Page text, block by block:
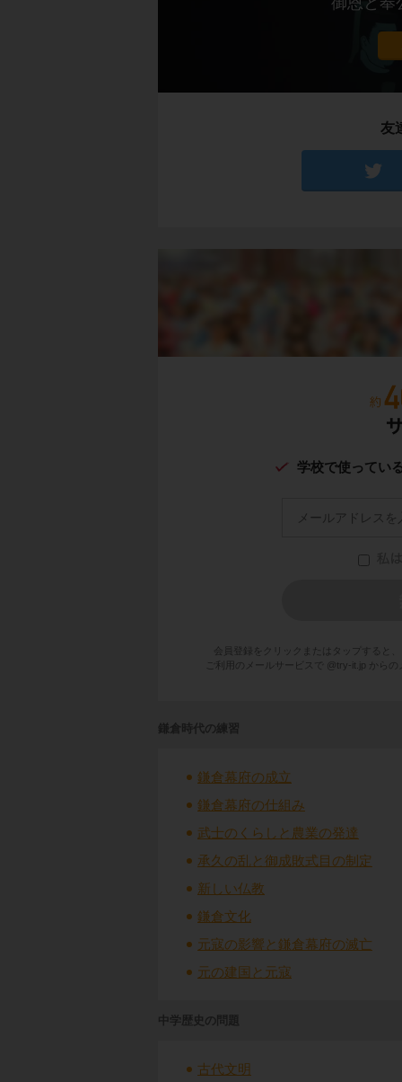
友
学校で使ってい
会員登録をクリックまたはタップすると、
ご利用のメールサービスで @try-it.jp から
鎌倉時代の練習
鎌倉幕府の成立
鎌倉幕府の仕組み
武士のくらしと農業の発達
承久の乱と御成敗式目の制定
新しい仏教
鎌倉文化
元寇の影響と鎌倉幕府の滅亡
元の建国と元寇
中学歴史の問題
古代文明